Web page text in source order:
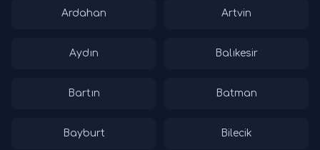
Ardahan Artvin
Aydın Balıkesir
Bartın Batman
Bayburt Bilecik